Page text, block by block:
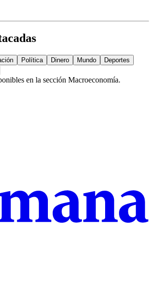
Política Dinero Mundo
Deportes
en la sección Macroeconomía.